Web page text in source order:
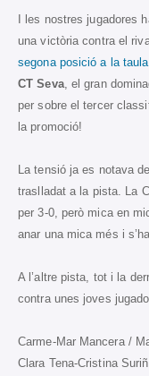
I les nostres jugadores
una victòria contra el
segona posició a la
CT Seva, el gran
per sobre el tercer
la promoció!
La tensió ja es notava
traslladat a la pista. La
per 3-0, però mica en
anar una mica més i
A l’altre pista, tot i la
contra unes joves
Carme-Mar Mancera /
Clara Tena-Cristina